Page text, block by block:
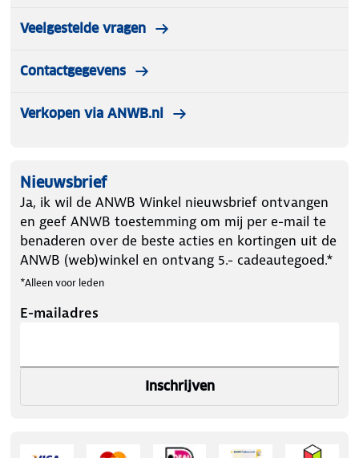
Veelgestelde vragen
Contactgegevens
Verkopen via ANWB.nl
Nieuwsbrief
Ja, ik wil de ANWB Winkel nieuwsbrief ontvangen
en geef ANWB toestemming om mij per e-mail te
benaderen over de beste acties en kortingen uit de
ANWB (web)winkel en ontvang 5.- cadeautegoed.*
*Alleen voor leden
E-mailadres
Inschrijven